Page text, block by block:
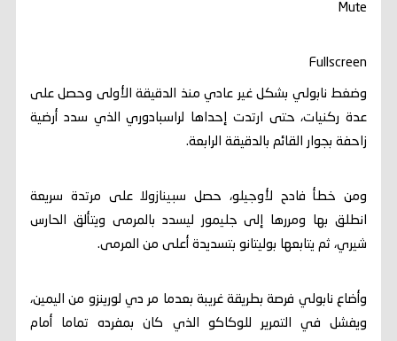
Mute
Fullscreen
وضغط نابولي بشكل غير عادي منذ الدقيقة الأولى وحصل على
عدة ركنيات، حتى ارتدت إحداها لراسبادوري الذي سدد أرضية
زاحفة بجوار القائم بالدقيقة الرابعة.
ومن خطأ فادح لأوجيلو، حصل سبينازولا على مرتدة سريعة
انطلق بها ومررها إلى جليمور ليسدد بالمرمى ويتألق الحارس
شيري، ثم يتابعها بوليتانو بتسديدة أعلى من المرمى.
وأضاع نابولي فرصة بطريقة غريبة بعدما مر دي لورينزو من اليمين،
ويفشل في التمرير للوكاكو الذي كان بمفرده تماما أمام